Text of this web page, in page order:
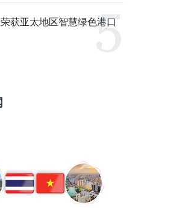
获亚太地区智慧绿色港口